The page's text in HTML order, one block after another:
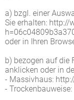
a) bzgl. einer
Sie erhalten:
oder in Ihren
b) bezogen auf die
anklicken oder in
- Massivhaus:
-